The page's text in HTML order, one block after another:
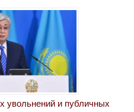
увольнений и публичных